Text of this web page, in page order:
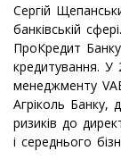
Сергій
банківській
ПроКредит
кредитування.
менеджменту
Агріколь Банку,
ризиків до
і середнього